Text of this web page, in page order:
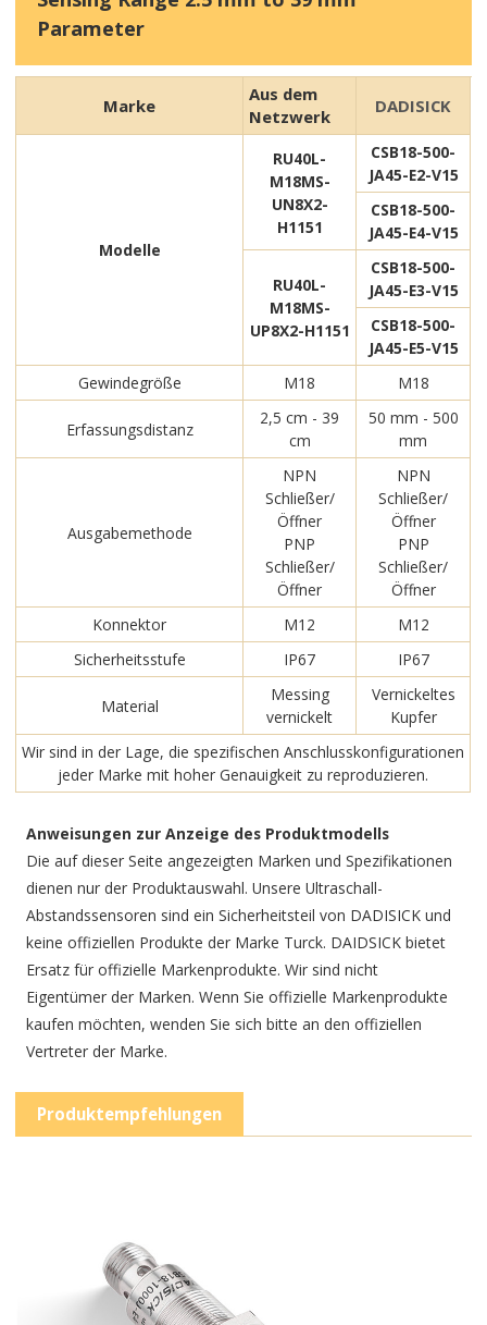
Parameter
Marke
Aus dem
Netzwerk
DADISICK
Modelle
RU40L-
M18MS-
UN8X2-
H1151
CSB18-500-
JA45-E2-V15
CSB18-500-
JA45-E4-V15
RU40L-
M18MS-
UP8X2-H1151
CSB18-500-
JA45-E3-V15
CSB18-500-
JA45-E5-V15
Gewindegröße
M18 M18
Erfassungsdistanz
2,5 cm - 39
cm
50 mm - 500
mm
Ausgabemethode
NPN
Schließer/
Öffner
PNP
Schließer/
Öffner
NPN
Schließer/
Öffner
PNP
Schließer/
Öffner
Konnektor
M12
M12
Sicherheitsstufe
IP67 IP67
Material
Messing
vernickelt
Vernickeltes
Kupfer
Wir sind in der Lage, die spezifischen Anschlusskonfigurationen
jeder Marke mit hoher Genauigkeit zu reproduzieren.
Anweisungen zur Anzeige des Produktmodells
Die auf dieser Seite angezeigten Marken und Spezifikationen
dienen nur der Produktauswahl. Unsere Ultraschall-
Abstandssensoren sind ein Sicherheitsteil von DADISICK und
keine offiziellen Produkte der Marke Turck. DAIDSICK bietet
Ersatz für offizielle Markenprodukte. Wir sind nicht
Eigentümer der Marken. Wenn Sie offizielle Markenprodukte
kaufen möchten, wenden Sie sich bitte an den offiziellen
Vertreter der Marke.
Produktempfehlungen